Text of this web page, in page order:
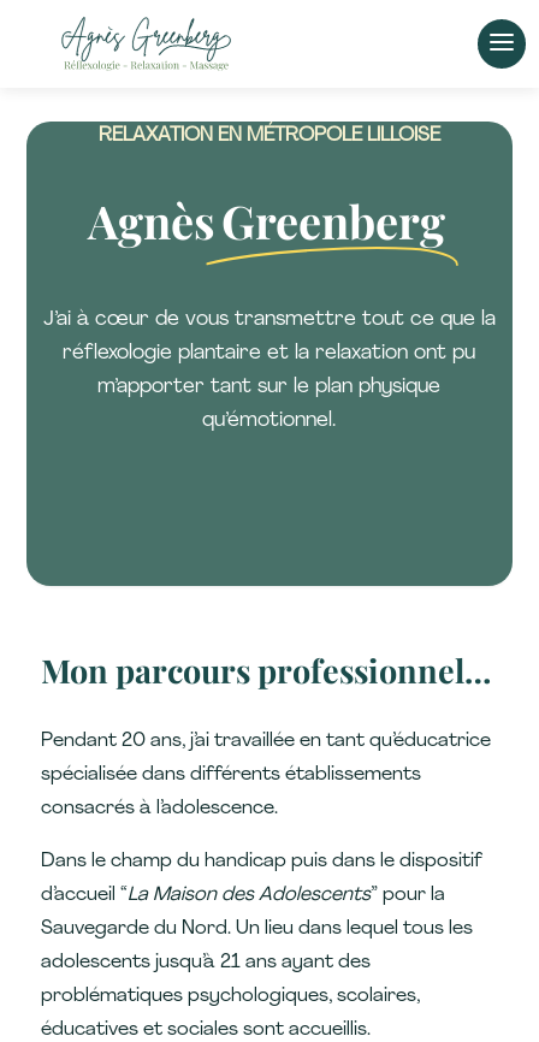
RELAXATION EN MÉTROPOLE LILLOISE
AgnèsGreenberg
J’ai à cœur de vous transmettre tout ce que la
réflexologie plantaire et la relaxation ont pu
m’apporter tant sur le plan physique
qu’émotionnel.
Mon parcours professionnel…
Pendant 20 ans, j’ai travaillée en tant qu’éducatrice
spécialisée dans différents établissements
consacrés à l’adolescence.
Dans le champ du handicap puis dans le dispositif
d’accueil “La Maison des Adolescents” pour la
Sauvegarde du Nord. Un lieu dans lequel tous les
adolescents jusqu’à 21 ans ayant des
problématiques psychologiques, scolaires,
éducatives et sociales sont accueillis.